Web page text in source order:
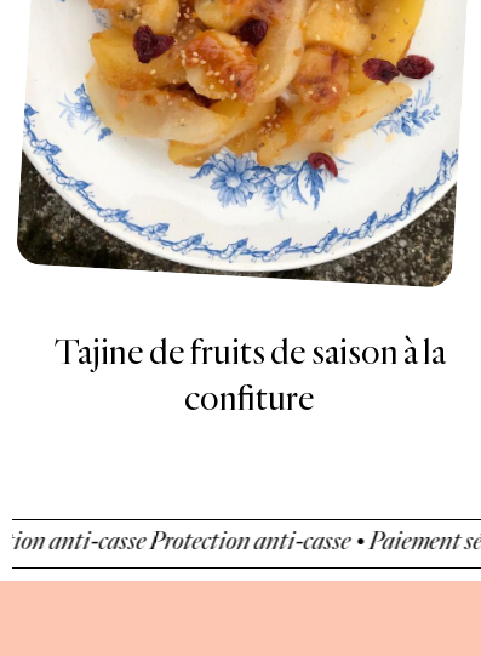
Fontainebleau confiture fraise
gariguette, fraises et granola au
Protection anti-casse • Paiement sécurisé •